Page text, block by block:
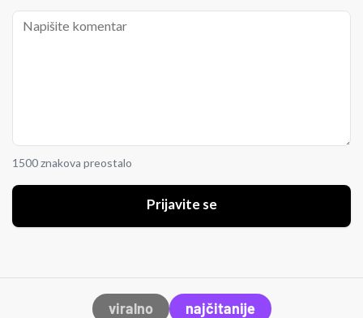
1500 znakova preostalo
Prijavite se
viralno najčitanije